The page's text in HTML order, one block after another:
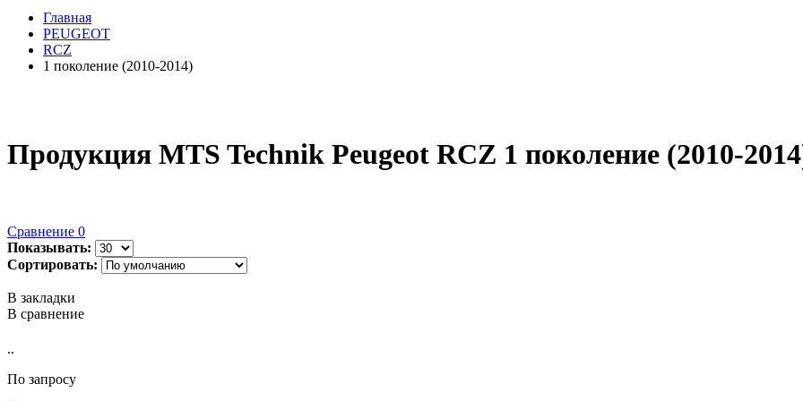
Главная
PEUGEOT
RCZ
1 поколение (2010-2014)
Продукция MTS Technik Peugeot RCZ 1 поколение (2010-
Сравнение 0
Показывать:
Сортировать:
В закладки
В сравнение
..
По запросу